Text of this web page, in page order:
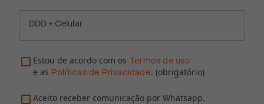
DDD + Celular
Estou de acordo com os Termos de uso
e as Políticas de Privacidade. (obrigatório)
Aceito receber comunicação por Whatsapp.